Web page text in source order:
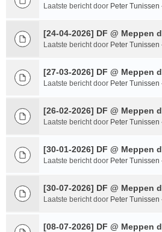
Laatste bericht door Peter Tunissen
[24-04-2026] DF @ Meppen
Laatste bericht door Peter Tunissen
[27-03-2026] DF @ Meppen
Laatste bericht door Peter Tunissen
[26-02-2026] DF @ Meppen
Laatste bericht door Peter Tunissen
[30-01-2026] DF @ Meppen
Laatste bericht door Peter Tunissen
[30-07-2026] DF @ Meppen
Laatste bericht door Peter Tunissen
[08-07-2026] DF @ Meppen